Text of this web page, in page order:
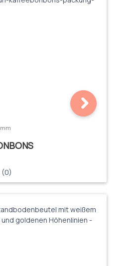
Bewertung von 0 von 5 Sternen
(0)